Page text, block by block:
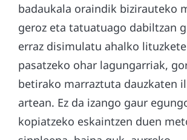
badaukala oraindik bizirauteko
geroz eta tatuatuago dabiltzan
erraz disimulatu ahalko
pasatzeko ohar lagungarriak,
betirako marraztuta dauzkaten
artean. Ez da izango gaur
kopiatzeko eskaintzen duen